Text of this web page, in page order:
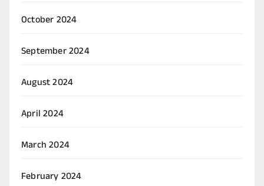
October 2024
September 2024
August 2024
April 2024
March 2024
February 2024